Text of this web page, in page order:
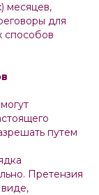
месяцев,
для
способов
путем
Претензия